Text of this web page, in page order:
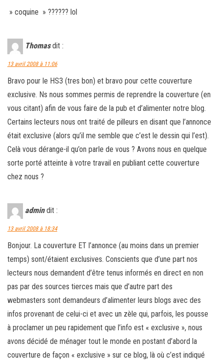
» coquine » ?????? lol
Thomas dit :
13 avril 2008 à 11:06
Bravo pour le HS3 (tres bon) et bravo pour cette couverture
exclusive. Ns nous sommes permis de reprendre la couverture (en
vous citant) afin de vous faire de la pub et d’alimenter notre blog.
Certains lecteurs nous ont traité de pilleurs en disant que l’annonce
était exclusive (alors qu’il me semble que c’est le dessin qui l’est).
Celà vous dérange-il qu’on parle de vous ? Avons nous en quelque
sorte porté atteinte à votre travail en publiant cette couverture
chez nous ?
admin dit :
13 avril 2008 à 18:34
Bonjour. La couverture ET l’annonce (au moins dans un premier
temps) sont/étaient exclusives. Conscients que d’une part nos
lecteurs nous demandent d’être tenus informés en direct en non
pas par des sources tierces mais que d’autre part des
webmasters sont demandeurs d’alimenter leurs blogs avec des
infos provenant de celui-ci et avec un zèle qui, parfois, les pousse
à proclamer un peu rapidement que l’info est « exclusive », nous
avons décidé de ménager tout le monde en postant d’abord la
couverture de façon « exclusive » sur ce blog, là où c’est indiqué